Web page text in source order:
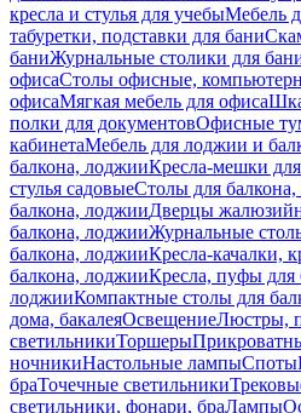
кресла и стулья для учебыМебель
табуретки, подставки для бани
баниЖурнальные столики для
офисаСтолы офисные,
офисаМягкая мебель для офиса
полки для документовОфисные
кабинетаМебель для лоджии и
балкона, лоджииКресла-мешки
стулья садовыеСтолы для
балкона, лоджииДверцы
балкона, лоджииЖурнальные
балкона, лоджииКресла-качалки,
балкона, лоджииКресла, пуфы для
лоджииКомпактные столы для
дома, бакалеяОсвещениеЛюстры,
светильникиТоршеры
ночникиНастольные лампыСпоты
браТочечные светильники
светильники, фонари, браЛампы